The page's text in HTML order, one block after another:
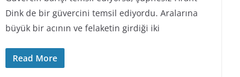
Dink de bir güvercini temsil ediyordu. Aralarına
büyük bir acının ve felaketin girdiği iki
Read More